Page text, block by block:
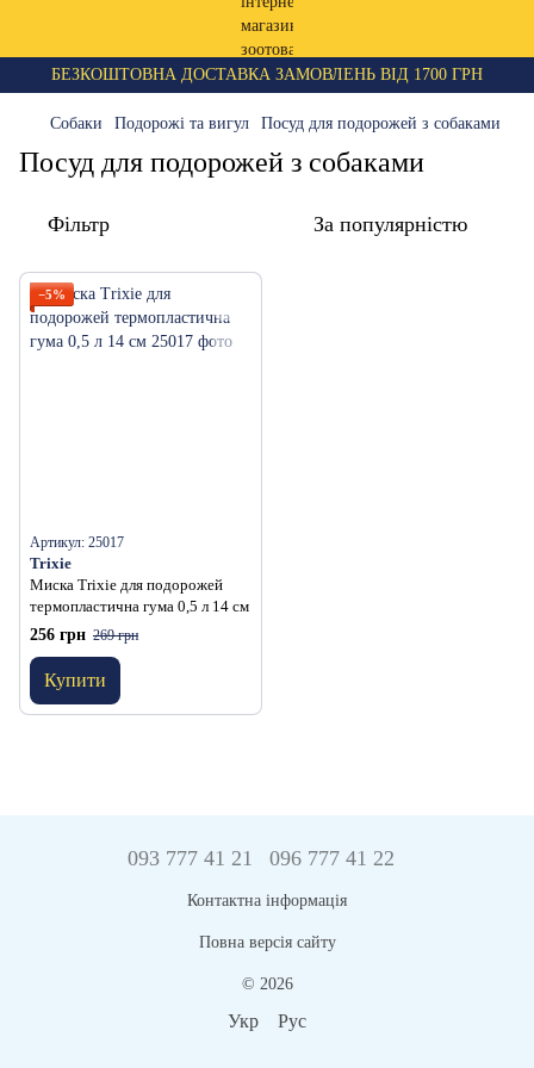
БЕЗКОШТОВНА ДОСТАВКА ЗАМОВЛЕНЬ ВІД 1700 ГРН
Собаки Подорожі та вигул Посуд для подорожей з собаками
Посуд для подорожей з собаками
Фільтр За популярністю
−5%
Артикул: 25017
Trixie
Миска Trixie для подорожей
термопластична гума 0,5 л 14 см
256 грн 269 грн
Купити
093 777 41 21 096 777 41 22
Контактна інформація
Повна версія сайту
© 2026
Укр Рус